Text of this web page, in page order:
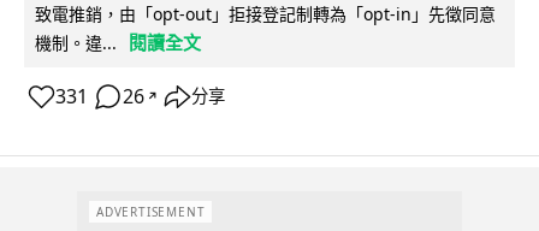
致電推銷，由「opt-out」拒接登記制轉為「opt-in」先徵同意
機制。違...
閱讀全文
331 26 ↗ 分享
ADVERTISEMENT